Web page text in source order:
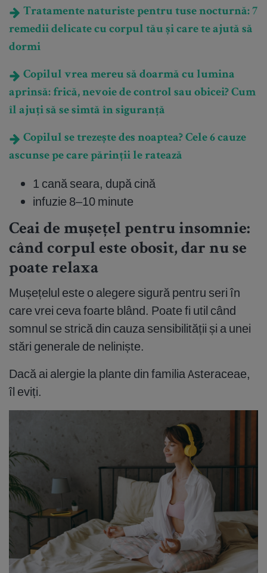
Tratamente naturiste pentru tuse nocturnă: 7
remedii delicate cu corpul tău și care te ajută să
dormi
Copilul vrea mereu să doarmă cu lumina
aprinsă: frică, nevoie de control sau obicei? Cum
îl ajuți să se simtă în siguranță
Copilul se trezește des noaptea? Cele 6 cauze
ascunse pe care părinții le ratează
1 cană seara, după cină
infuzie 8–10 minute
Ceai de mușețel pentru insomnie:
când corpul este obosit, dar nu se
poate relaxa
Mușețelul este o alegere sigură pentru seri în
care vrei ceva foarte blând. Poate fi util când
somnul se strică din cauza sensibilității și a unei
stări generale de neliniște.
Dacă ai alergie la plante din familia Asteraceae,
îl eviți.